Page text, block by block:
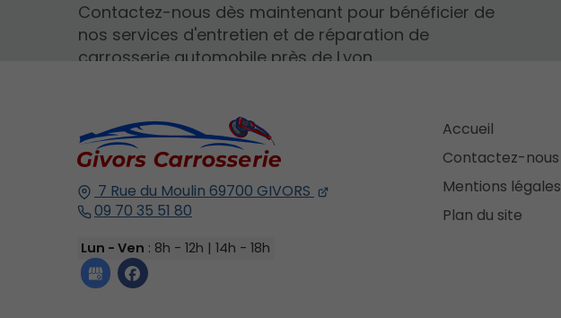
Contactez-nous dès maintenant pour bénéficier de
nos services d'entretien et de réparation de
carrosserie automobile près de Lyon.
7 Rue du Moulin 69700 GIVORS
09 70 35 51 80
Lun - Ven : 8h - 12h | 14h - 18h
Accueil
Contactez-nous
Mentions légales
Plan du site